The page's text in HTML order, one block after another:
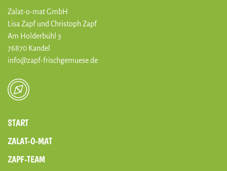
Zalat-o-mat GmbH
Lisa Zapf und Christoph Zapf
Am Holderbühl 3
76870 Kandel
info@zapf-frischgemuese.de
START
ZALAT-O-MAT
ZAPF-TEAM